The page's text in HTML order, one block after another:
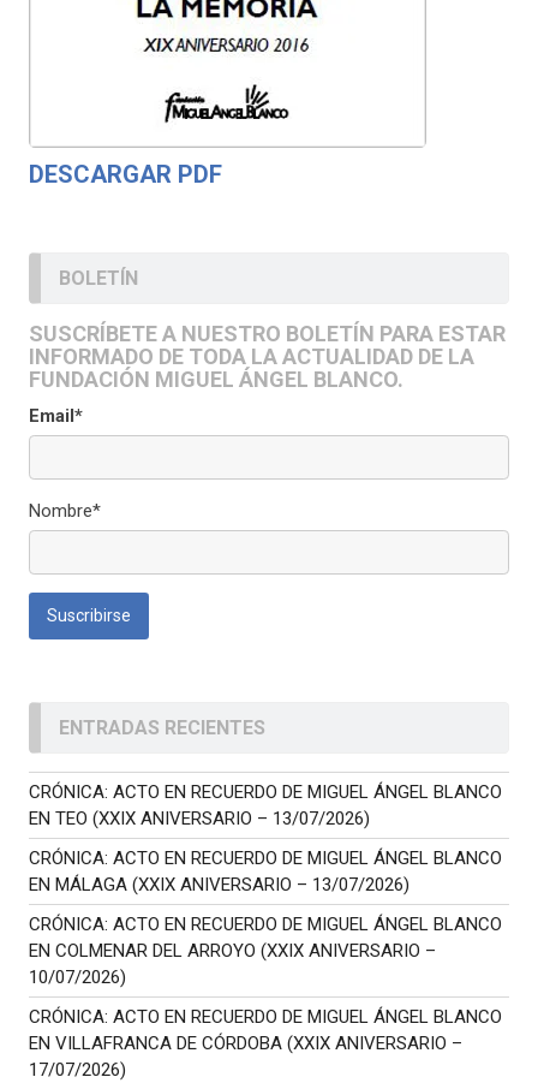
DESCARGAR PDF
BOLETÍN
SUSCRÍBETE A NUESTRO BOLETÍN PARA ESTAR
INFORMADO DE TODA LA ACTUALIDAD DE LA
FUNDACIÓN MIGUEL ÁNGEL BLANCO.
Email*
Nombre*
ENTRADAS RECIENTES
CRÓNICA: ACTO EN RECUERDO DE MIGUEL ÁNGEL BLANCO
EN TEO (XXIX ANIVERSARIO – 13/07/2026)
CRÓNICA: ACTO EN RECUERDO DE MIGUEL ÁNGEL BLANCO
EN MÁLAGA (XXIX ANIVERSARIO – 13/07/2026)
CRÓNICA: ACTO EN RECUERDO DE MIGUEL ÁNGEL BLANCO
EN COLMENAR DEL ARROYO (XXIX ANIVERSARIO –
10/07/2026)
CRÓNICA: ACTO EN RECUERDO DE MIGUEL ÁNGEL BLANCO
EN VILLAFRANCA DE CÓRDOBA (XXIX ANIVERSARIO –
17/07/2026)